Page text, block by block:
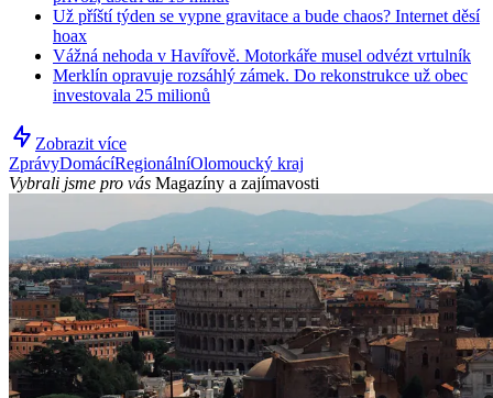
Už příští týden se vypne gravitace a bude chaos? Internet děsí
hoax
Vážná nehoda v Havířově. Motorkáře musel odvézt vrtulník
Merklín opravuje rozsáhlý zámek. Do rekonstrukce už obec
investovala 25 milionů
Zobrazit více
ZprávyDomácíRegionálníOlomoucký kraj
Vybrali jsme pro vás Magazíny a zajímavosti